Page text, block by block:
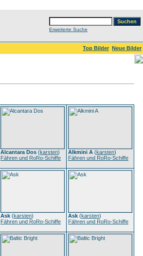
Erweiterte Suche
Top Bilder Neue Bilder
Alcantara Dos (karsten)
Fähren und RoRo-Schiffe
Alkmini A (karsten)
Fähren und RoRo-Schiffe
Ask (karsten)
Fähren und RoRo-Schiffe
Ask (karsten)
Fähren und RoRo-Schiffe